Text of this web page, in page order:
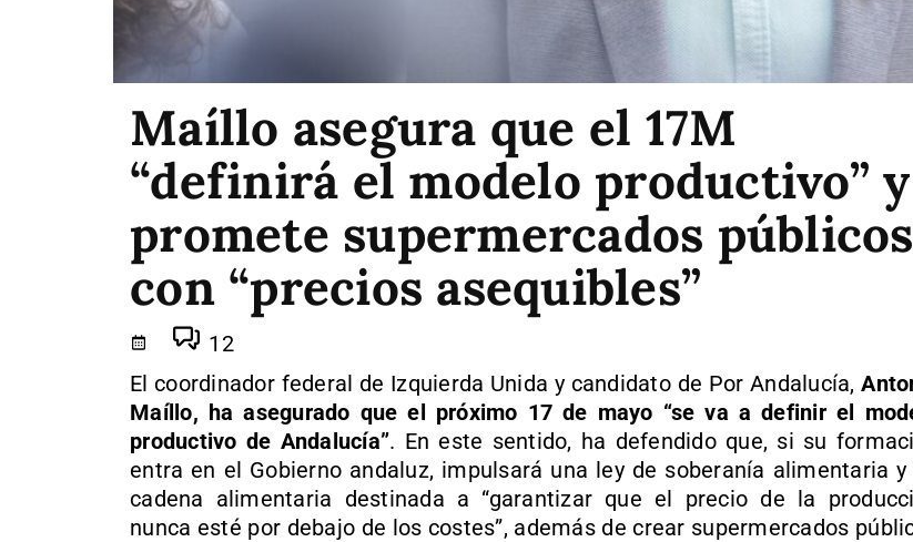
Maíllo asegura que el 17M
“definirá el modelo productivo” y
promete supermercados públicos
con “precios asequibles”
12
El coordinador federal de Izquierda Unida y candidato de Por Andalucía,
Maíllo, ha asegurado que el próximo 17 de mayo “se va a definir el
productivo de Andalucía”. En este sentido, ha defendido que, si su
entra en el Gobierno andaluz, impulsará una ley de soberanía alimentaria y
cadena alimentaria destinada a “garantizar que el precio de la
nunca esté por debajo de los costes”, además de crear supermercados